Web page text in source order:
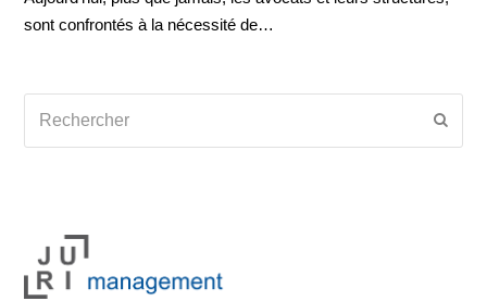
sont confrontés à la nécessité de…